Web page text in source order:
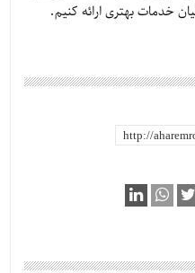
خدمات بهتری ارائه کنیم.